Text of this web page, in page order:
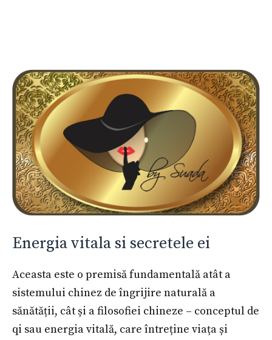
Energia vitala si secretele ei
Aceasta este o premisă fundamentală atât a
sistemului chinez de îngrijire naturală a
sănătății, cât și a filosofiei chineze – conceptul de
qi sau energia vitală, care întreține viața și